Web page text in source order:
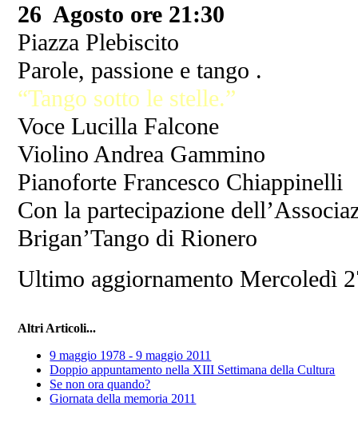
26 Agosto ore 21:30
Piazza Plebiscito
Parole, passione e tango .
“Tango sotto le stelle.”
Voce Lucilla Falcone
Violino Andrea Gammino
Pianoforte Francesco Chiappinelli
Con la partecipazione
Brigan’Tango di Rionero
Ultimo aggiornamento Mercoledì
Altri Articoli...
9 maggio 1978 - 9 maggio 2011
Doppio appuntamento nella XIII Settimana della Cultura
Se non ora quando?
Giornata della memoria 2011